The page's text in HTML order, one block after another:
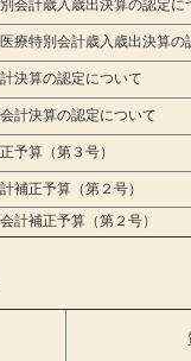
会計歳入歳出決算の認定に
療特別会計歳入歳出決算の
決算の認定について
計決算の認定について
予算（第３号）
補正予算（第２号）
計補正予算（第２号）